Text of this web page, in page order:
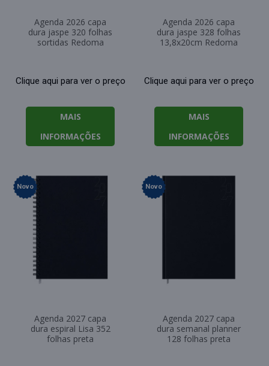
Agenda 2026 capa
dura jaspe 320 folhas
sortidas Redoma
Clique aqui para ver o preço
MAIS
INFORMAÇÕES
Agenda 2026 capa
dura jaspe 328 folhas
13,8x20cm Redoma
Clique aqui para ver o preço
MAIS
INFORMAÇÕES
Novo
Agenda 2027 capa
dura espiral Lisa 352
folhas preta
Novo
Agenda 2027 capa
dura semanal planner
128 folhas preta